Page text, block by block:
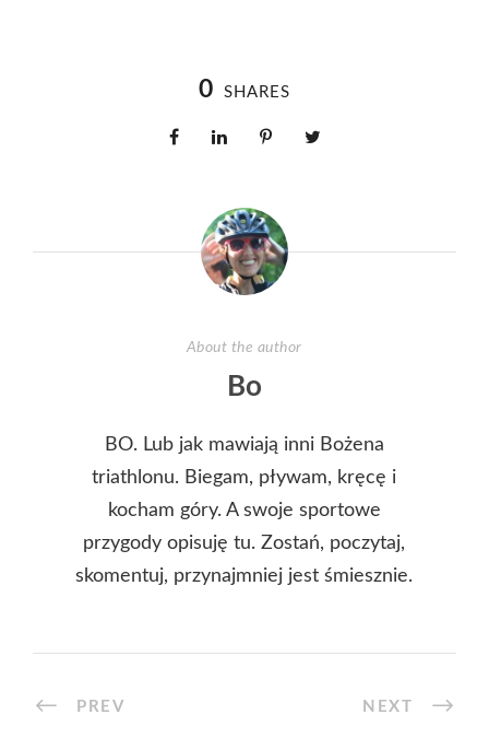
0 SHARES
About the author
Bo
BO. Lub jak mawiają inni Bożena
triathlonu. Biegam, pływam, kręcę i
kocham góry. A swoje sportowe
przygody opisuję tu. Zostań, poczytaj,
skomentuj, przynajmniej jest śmiesznie.
PREV NEXT